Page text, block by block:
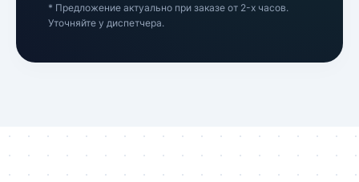
* Предложение актуально при заказе от 2-х часов.
Уточняйте у диспетчера.